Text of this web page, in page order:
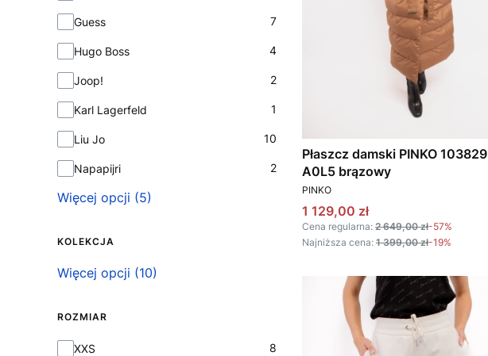
Guess 7
Hugo Boss 4
Joop! 2
Karl Lagerfeld 1
Liu Jo 10
Napapijri 2
Więcej opcji (5)
KOLEKCJA
Kolekcja
Więcej opcji (10)
ROZMIAR
Rozmiar
XXS 8
Płaszcz damski PINKO 103829
A0L5 brązowy
PRODUCENT
PINKO
Cena promocyjna
1 129,00 zł
Cena regularna: 2 649,00 zł-57%
Najniższa cena: 1 399,00 zł-19%